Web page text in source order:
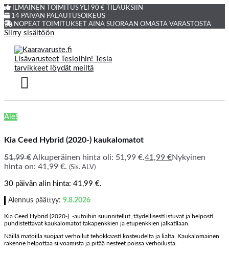
ILMAINEN TOIMITUS YLI 90 € TILAUKSIIN
14 PÄIVÄN PALAUTUSOIKEUS
NOPEAT TOIMITUKSET AINA SUORAAN OMASTA VARASTOSTA
Siirry sisältöön
Ale!
Kia Ceed Hybrid (2020-) kaukalomatot
51,99€ Alkuperäinen hinta oli: 51,99 €.41,99 €Nykyinen
hinta on: 41,99 €. (Sis. ALV)
30 päivän alin hinta: 41,99 €.
Alennus päättyy: 9.8.2026
Kia Ceed Hybrid (2020-) -autoihin suunnitellut, täydellisesti istuvat ja helposti
puhdistettavat kaukalomatot takapenkkien ja etupenkkien jalkatilaan.
Näillä matoilla suojaat verhoilut tehokkaasti kosteudelta ja lialta. Kaukalomainen
rakenne helpottaa siivoamista ja pitää nesteet poissa verhoilusta.